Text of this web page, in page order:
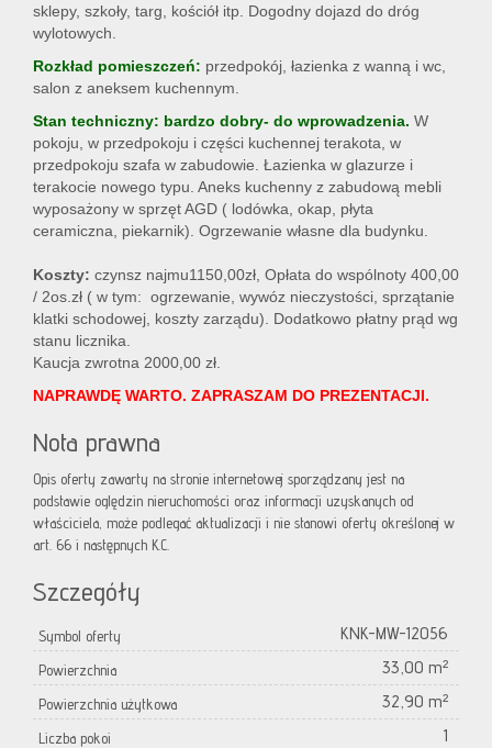
sklepy, szkoły, targ, kościół itp. Dogodny dojazd do dróg
wylotowych.
Rozkład pomieszczeń: przedpokój, łazienka z wanną i wc,
salon z aneksem kuchennym.
Stan techniczny: bardzo dobry- do wprowadzenia. W
pokoju, w przedpokoju i części kuchennej terakota, w
przedpokoju szafa w zabudowie. Łazienka w glazurze i
terakocie nowego typu. Aneks kuchenny z zabudową mebli
wyposażony w sprzęt AGD ( lodówka, okap, płyta
ceramiczna, piekarnik). Ogrzewanie własne dla budynku.
Koszty: czynsz najmu1150,00zł, Opłata do wspólnoty 400,00
/ 2os.zł ( w tym: ogrzewanie, wywóz nieczystości, sprzątanie
klatki schodowej, koszty zarządu). Dodatkowo płatny prąd wg
stanu licznika.
Kaucja zwrotna 2000,00 zł.
NAPRAWDĘ WARTO. ZAPRASZAM DO PREZENTACJI.
Nota prawna
Opis oferty zawarty na stronie internetowej sporządzany jest na
podstawie oględzin nieruchomości oraz informacji uzyskanych od
właściciela, może podlegać aktualizacji i nie stanowi oferty określonej w
art. 66 i następnych K.C.
Szczegóły
Symbol oferty KNK-MW-12056
Powierzchnia 33,00 m²
Powierzchnia użytkowa 32,90 m²
Liczba pokoi 1